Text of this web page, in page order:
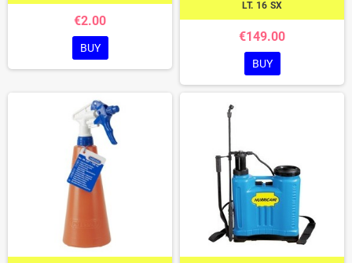
€2.00
BUY
LT. 16 SX
€149.00
BUY